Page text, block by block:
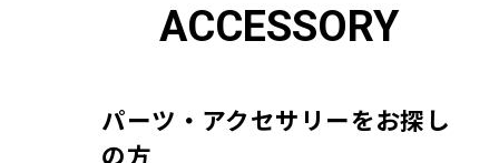
ACCESSORY
パーツ・アクセサリーをお探し
の方